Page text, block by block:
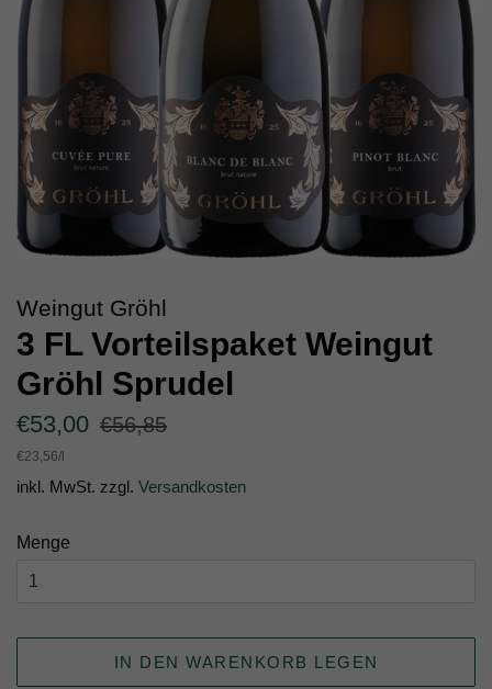
Weingut Gröhl
3 FL Vorteilspaket Weingut
Gröhl Sprudel
Normaler
Preis
€53,00 Sonderpreis
€56,85
Einzelpreis
€23,56/pro
l
inkl. MwSt. zzgl. Versandkosten
Menge
IN DEN WARENKORB LEGEN